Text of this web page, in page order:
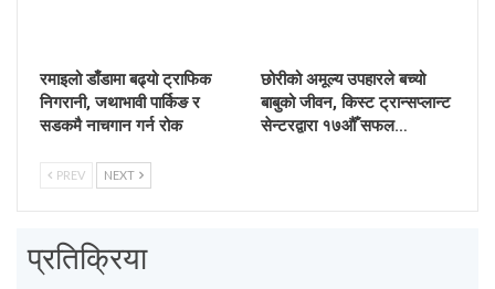
रमाइलो डाँडामा बढ्यो ट्राफिक
निगरानी, जथाभावी पार्किङ र
सडकमै नाचगान गर्न रोक
छोरीको अमूल्य उपहारले बच्यो
बाबुको जीवन, किस्ट ट्रान्सप्लान्ट
सेन्टरद्वारा १७औँ सफल…
PREV NEXT
प्रतिक्रिया